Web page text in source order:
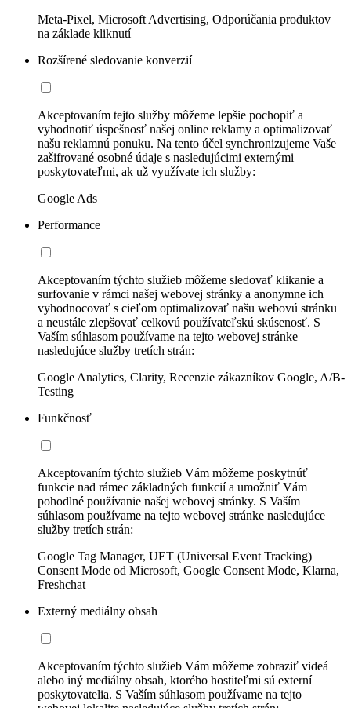
Meta-Pixel, Microsoft Advertising, Odporúčania produktov
na základe kliknutí
Rozšírené sledovanie konverzií
Akceptovaním tejto služby môžeme lepšie pochopiť a
vyhodnotiť úspešnosť našej online reklamy a optimalizovať
našu reklamnú ponuku. Na tento účel synchronizujeme Vaše
zašifrované osobné údaje s nasledujúcimi externými
poskytovateľmi, ak už využívate ich služby:
Google Ads
Performance
Akceptovaním týchto služieb môžeme sledovať klikanie a
surfovanie v rámci našej webovej stránky a anonymne ich
vyhodnocovať s cieľom optimalizovať našu webovú stránku
a neustále zlepšovať celkovú používateľskú skúsenosť. S
Vaším súhlasom používame na tejto webovej stránke
nasledujúce služby tretích strán:
Google Analytics, Clarity, Recenzie zákazníkov Google, A/B-
Testing
Funkčnosť
Akceptovaním týchto služieb Vám môžeme poskytnúť
funkcie nad rámec základných funkcií a umožniť Vám
pohodlné používanie našej webovej stránky. S Vaším
súhlasom používame na tejto webovej stránke nasledujúce
služby tretích strán:
Google Tag Manager, UET (Universal Event Tracking)
Consent Mode od Microsoft, Google Consent Mode, Klarna,
Freshchat
Externý mediálny obsah
Akceptovaním týchto služieb Vám môžeme zobraziť videá
alebo iný mediálny obsah, ktorého hostiteľmi sú externí
poskytovatelia. S Vaším súhlasom používame na tejto